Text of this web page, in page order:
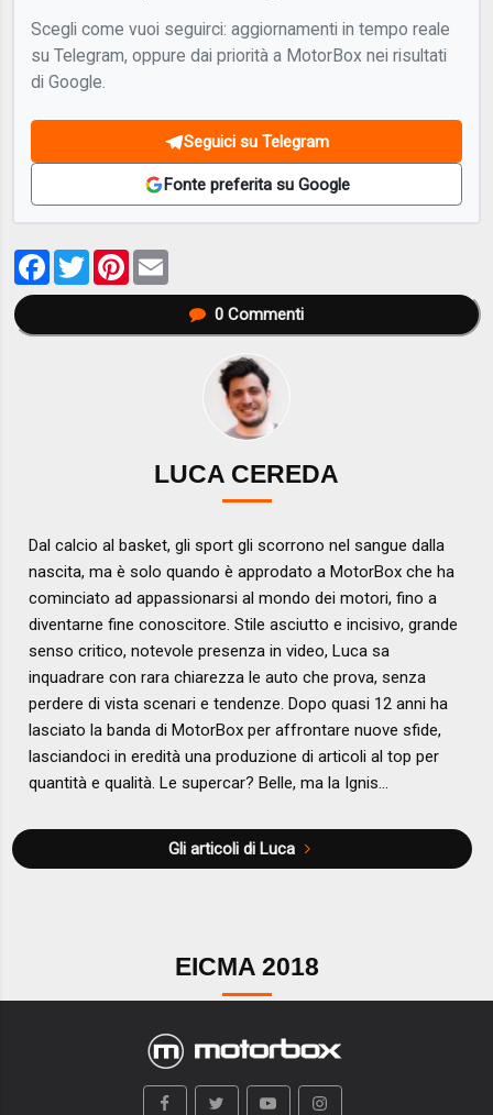
Scegli come vuoi seguirci: aggiornamenti in tempo reale
su Telegram, oppure dai priorità a MotorBox nei risultati
di Google.
Seguici su Telegram
Fonte preferita su Google
Facebook
TwitterPinterest
0Commenti
LUCA CEREDA
Dal calcio al basket, gli sport gli scorrono nel sangue dalla
nascita, ma è solo quando è approdato a MotorBox che ha
cominciato ad appassionarsi al mondo dei motori, fino a
diventarne fine conoscitore. Stile asciutto e incisivo, grande
senso critico, notevole presenza in video, Luca sa
inquadrare con rara chiarezza le auto che prova, senza
perdere di vista scenari e tendenze. Dopo quasi 12 anni ha
lasciato la banda di MotorBox per affrontare nuove sfide,
lasciandoci in eredità una produzione di articoli al top per
quantità e qualità. Le supercar? Belle, ma la Ignis...
Gli articoli di Luca
EICMA 2018